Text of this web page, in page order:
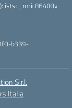
istsc_rmic86400v
b339-
S.r.l.
Italia